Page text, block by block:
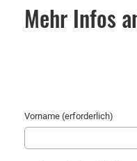
Mehr Infos
Vorname (erforderlich)